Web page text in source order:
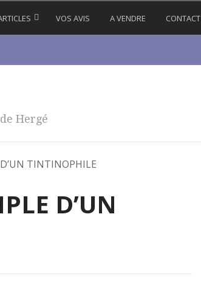
VOS AVIS A VENDRE CONTACT
Hergé
TINTINOPHILE
D’UN